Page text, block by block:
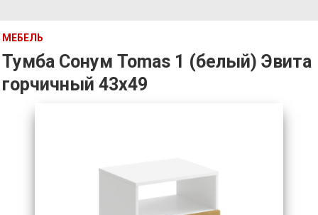
МЕБЕЛЬ
Тумба Сонум Tomas 1 (белый) Эвита
горчичный 43х49